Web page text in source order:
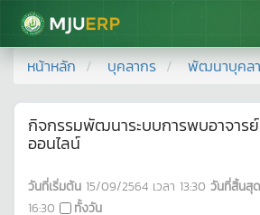
มหาวิทยาลัยแม่โจ้
หน้าหลัก บุคลากร พัฒนาบุคลา
กิจกรรมพัฒนาระบบการพบอาจาร
ออนไลน์
วันที่เริ่มต้น 15/09/2564 เวลา 13:30 วันที่สิ้นสุด
16:30
ทั้งวัน